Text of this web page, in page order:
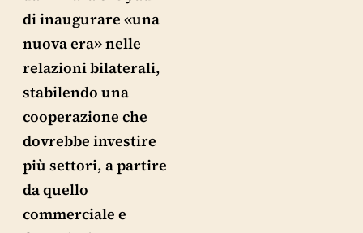
di inaugurare «una
nuova era» nelle
relazioni bilaterali,
stabilendo una
cooperazione che
dovrebbe investire
più settori, a partire
da quello
commerciale e